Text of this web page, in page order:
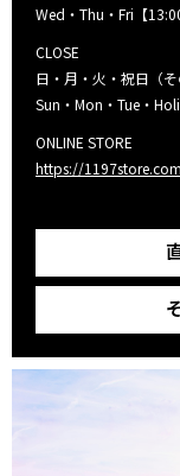
Wed・Thu・Fri【
CLOSE
日・月・火・祝日（
Sun・Mon・Tue・
ONLINE STORE
https://